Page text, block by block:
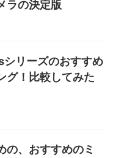
ラの決定版
リーズのおすすめ
グ！比較してみた
の、おすすめのミ